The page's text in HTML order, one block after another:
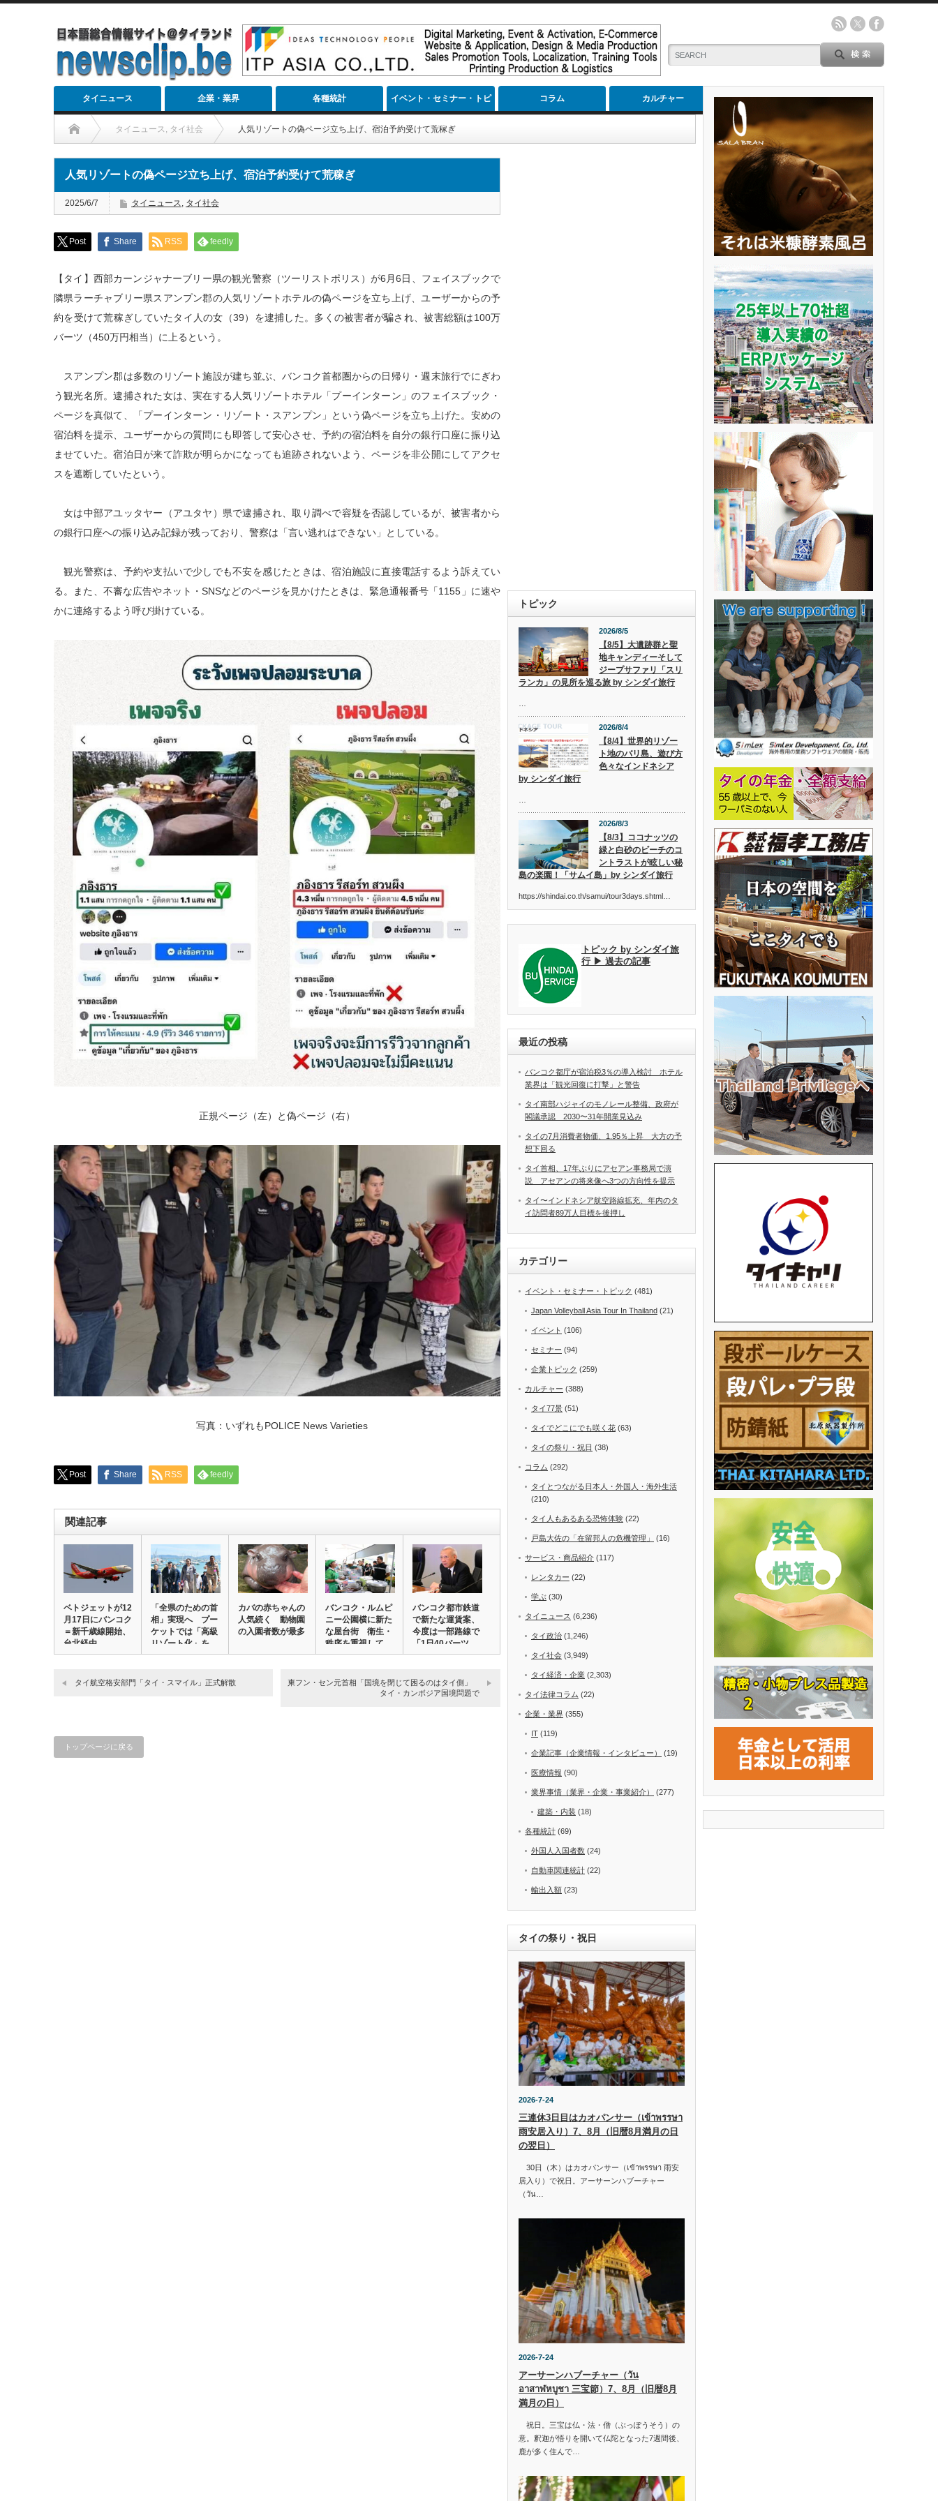
タイニュース 企業・業界 各種統計 イベント・セミナー・トピ
ック
コラム カルチャー
タイニュース, タイ社会 人気リゾートの偽ページ立ち上げ、宿泊予約受けて荒稼ぎ
人気リゾートの偽ページ立ち上げ、宿泊予約受けて荒稼ぎ
2025/6/7 タイニュース, タイ社会
Post Share RSS feedly
【タイ】西部カーンジャナーブリー県の観光警察（ツーリストポリス）が6月6日、フェイスブックで
隣県ラーチャブリー県スアンプン郡の人気リゾートホテルの偽ページを立ち上げ、ユーザーからの予
約を受けて荒稼ぎしていたタイ人の女（39）を逮捕した。多くの被害者が騙され、被害総額は100万
バーツ（450万円相当）に上るという。
スアンプン郡は多数のリゾート施設が建ち並ぶ、バンコク首都圏からの日帰り・週末旅行でにぎわ
う観光名所。逮捕された女は、実在する人気リゾートホテル「プーインターン」のフェイスブック・
ページを真似て、「プーインターン・リゾート・スアンプン」という偽ページを立ち上げた。安めの
宿泊料を提示、ユーザーからの質問にも即答して安心させ、予約の宿泊料を自分の銀行口座に振り込
ませていた。宿泊日が来て詐欺が明らかになっても追跡されないよう、ページを非公開にしてアクセ
スを遮断していたという。
女は中部アユッタヤー（アユタヤ）県で逮捕され、取り調べで容疑を否認しているが、被害者から
の銀行口座への振り込み記録が残っており、警察は「言い逃れはできない」としている。
観光警察は、予約や支払いで少しでも不安を感じたときは、宿泊施設に直接電話するよう訴えてい
る。また、不審な広告やネット・SNSなどのページを見かけたときは、緊急通報番号「1155」に速や
かに連絡するよう呼び掛けている。
正規ページ（左）と偽ページ（右）
写真：いずれもPOLICE News Varieties
Post Share RSS feedly
関連記事
ベトジェットが12
月17日にバンコク
＝新千歳線開始、
台北経由
「全県のための首
相」実現へ プー
ケットでは「高級
リゾート化」を
提…
カバの赤ちゃんの
人気続く 動物園
の入園者数が最多
バンコク・ルムピ
ニー公園横に新た
な屋台街 衛生・
秩序を重視して
整…
バンコク都市鉄道
で新たな運賃案、
今度は一部路線で
「1日40バーツ…
タイ航空格安部門「タイ・スマイル」正式解散
柬フン・セン元首相「国境を閉じて困るのはタイ側」
タイ・カンボジア国境問題で
トップページに戻る
トピック
2026/8/5
【8/5】大遺跡群と聖
地キャンディーそして
ジープサファリ「スリ
ランカ」の見所を巡る旅 by シンダイ旅行
2026/8/4
【8/4】世界的リゾー
ト地のバリ島、遊び方
色々なインドネシア
by シンダイ旅行
2026/8/3
【8/3】ココナッツの
緑と白砂のビーチのコ
ントラストが眩しい秘
島の楽園！「サムイ島」by シンダイ旅行
https://shindai.co.th/samui/tour3days.shtml…
トピック by シンダイ旅
行 ▶ 過去の記事
最近の投稿
バンコク都庁が宿泊税3％の導入検討 ホテル
業界は「観光回復に打撃」と警告
タイ南部ハジャイのモノレール整備、政府が
閣議承認 2030〜31年開業見込み
タイの7月消費者物価、1.95％上昇 大方の予
想下回る
タイ首相、17年ぶりにアセアン事務局で演
説 アセアンの将来像へ3つの方向性を提示
タイ〜インドネシア航空路線拡充、年内のタ
イ訪問者89万人目標を後押し
カテゴリー
イベント・セミナー・トピック (481)
Japan Volleyball Asia Tour In Thailand (21)
イベント (106)
セミナー (94)
企業トピック (259)
カルチャー (388)
タイ77景 (51)
タイでどこにでも咲く花 (63)
タイの祭り・祝日 (38)
コラム (292)
タイとつながる日本人・外国人・海外生活
(210)
タイ人もあるある恐怖体験 (22)
戸島大佐の「在留邦人の危機管理」 (16)
サービス・商品紹介 (117)
レンタカー (22)
学ぶ (30)
タイニュース (6,236)
タイ政治 (1,246)
タイ社会 (3,949)
タイ経済・企業 (2,303)
タイ法律コラム (22)
企業・業界 (355)
IT (119)
企業記事（企業情報・インタビュー） (19)
医療情報 (90)
業界事情（業界・企業・事業紹介） (277)
建築・内装 (18)
各種統計 (69)
外国人入国者数 (24)
自動車関連統計 (22)
輸出入額 (23)
タイの祭り・祝日
2026-7-24
三連休3日目はカオパンサー（เข้าพรรษา
雨安居入り）7、8月（旧暦8月満月の日
の翌日）
30日（木）はカオパンサー（เข้าพรรษา 雨安
居入り）で祝日。アーサーンハブーチャー
（วัน…
2026-7-24
アーサーンハブーチャー（วัน
อาสาฬหบูชา 三宝節）7、8月（旧暦8月
満月の日）
祝日。三宝は仏・法・僧（ぶっぽうそう）の
意。釈迦が悟りを開いて仏陀となった7週間後、
鹿が多く住んで…